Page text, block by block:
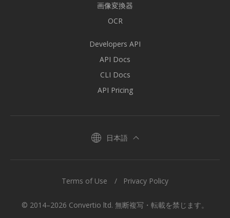
画像変換器
OCR
Developers API
API Docs
CLI Docs
API Pricing
日本語
© 2014–2026 Convertio ltd. 無断複写・転載を禁じます。
Terms of Use Privacy Policy